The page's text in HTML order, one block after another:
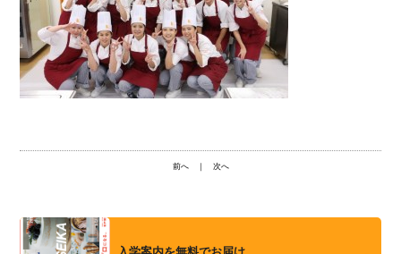
前へ｜ 次へ